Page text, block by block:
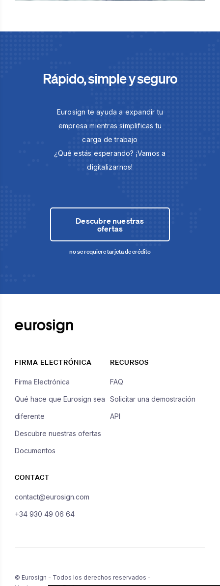
Rápido, simple y seguro
Eurosign te ayuda a expandir tu
empresa mientras simplificas tu
carga de trabajo
¿Qué estás esperando? ¡Vamos a
digitalizarnos!
Descubre nuestras
ofertas
no se requiere tarjeta de crédito
FIRMA ELECTRÓNICA
Firma Electrónica
Qué hace que Eurosign sea
diferente
Descubre nuestras ofertas
Documentos
RECURSOS
FAQ
Solicitar una demostración
API
CONTACT
contact@eurosign.com
+34 930 49 06 64
© Eurosign - Todos los derechos reservados -